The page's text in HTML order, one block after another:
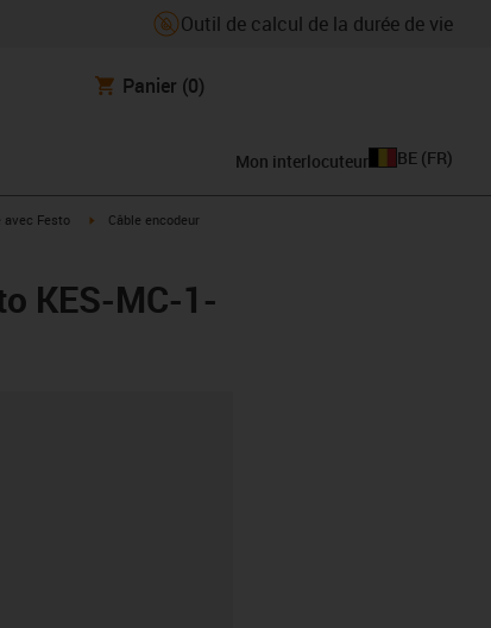
Outil de calcul de la durée de vie
Panier (0)
Mon interlocuteur BE (FR)
Festo igus-icon-arrow-right
Câble encodeur
KES-MC-1-